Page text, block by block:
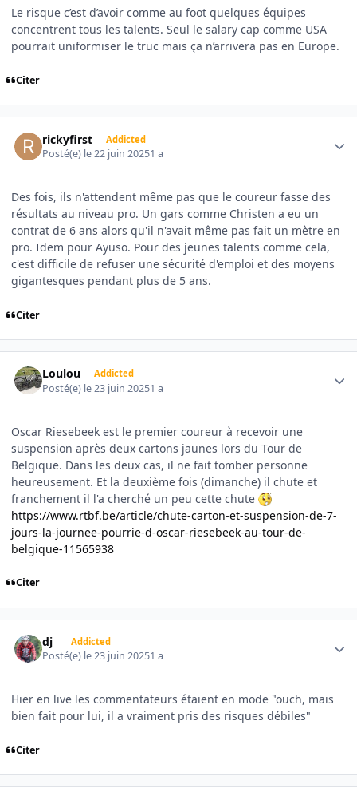
Le risque c’est d’avoir comme au foot quelques équipes
concentrent tous les talents. Seul le salary cap comme USA
pourrait uniformiser le truc mais ça n’arrivera pas en Europe.
Citer
rickyfirst Addicted
Posté(e) le 22 juin 20251 a
Des fois, ils n'attendent même pas que le coureur fasse des
résultats au niveau pro. Un gars comme Christen a eu un
contrat de 6 ans alors qu'il n'avait même pas fait un mètre en
pro. Idem pour Ayuso. Pour des jeunes talents comme cela,
c'est difficile de refuser une sécurité d'emploi et des moyens
gigantesques pendant plus de 5 ans.
Citer
Loulou Addicted
Posté(e) le 23 juin 20251 a
Oscar Riesebeek est le premier coureur à recevoir une
suspension après deux cartons jaunes lors du Tour de
Belgique. Dans les deux cas, il ne fait tomber personne
heureusement. Et la deuxième fois (dimanche) il chute et
franchement il l'a cherché un peu cette chute
https://www.rtbf.be/article/chute-carton-et-suspension-de-7-
jours-la-journee-pourrie-d-oscar-riesebeek-au-tour-de-
belgique-11565938
Citer
dj_ Addicted
Posté(e) le 23 juin 20251 a
Hier en live les commentateurs étaient en mode "ouch, mais
bien fait pour lui, il a vraiment pris des risques débiles"
Citer